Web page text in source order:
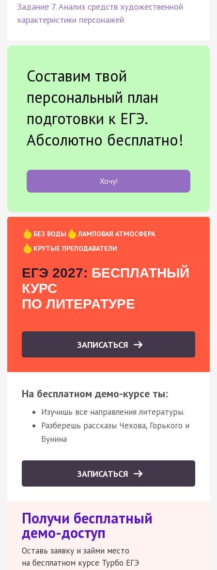
Задание 7. Анализ средств художественной
характеристики персонажей
Составим твой
персональный план
подготовки к ЕГЭ.
Абсолютно бесплатно!
Хочу!
БЕЗ ВОДЫ
ЛАМПОВАЯ АТМОСФЕРА
КРУТЫЕ ПРЕПОДАВАТЕЛИ
ЕГЭ 2027: БЕСПЛАТНЫЙ
КУРС
ПО ЛИТЕРАТУРЕ
ЗАПИСАТЬСЯ
На бесплатном демо-курсе ты:
Изучишь все направления литературы.
Разберешь рассказы Чехова, Горького и
Бунина
ЗАПИСАТЬСЯ
Получи бесплатный
демо-доступ
Оставь заявку и займи место
на бесплатном курсе Турбо ЕГЭ